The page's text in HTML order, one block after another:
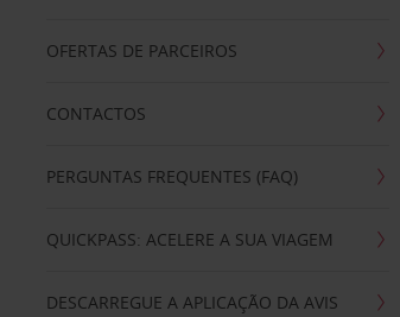
OFERTAS DE PARCEIROS
CONTACTOS
PERGUNTAS FREQUENTES (FAQ)
QUICKPASS: ACELERE A SUA VIAGEM
DESCARREGUE A APLICAÇÃO DA AVIS